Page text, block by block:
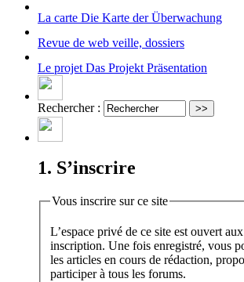
La carte Die Karte der Überwachung
Revue de web veille, dossiers
Le projet Das Projekt Präsentation
Rechercher :
1. S’inscrire
Vous inscrire sur ce site
L’espace privé de ce site est ouvert aux visiteurs, après
inscription. Une fois enregistré, vous pourrez consulter
les articles en cours de rédaction, proposer des articles et
participer à tous les forums.